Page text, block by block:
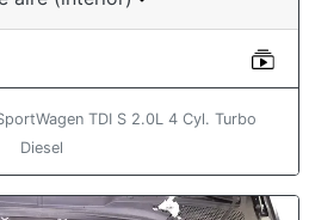
TDI S 2.0L 4 Cyl. Turbo
Diesel